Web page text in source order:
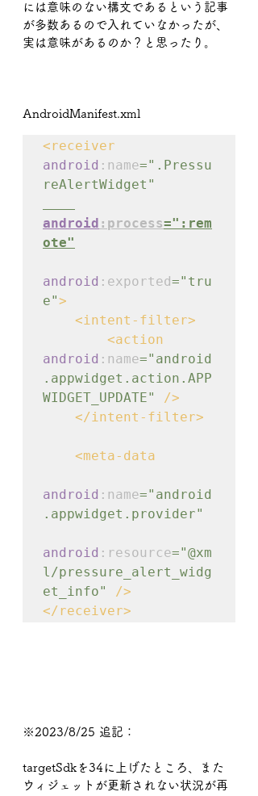
には意味のない構文であるという記事
が多数あるので入れていなかったが、
実は意味があるのか？と思ったり。
AndroidManifest.xml
android :name=".Pressu
android :process=":rem
ote"
android :exported="tru
e">
android :name="android
.appwidget.action.APP
WIDGET_UPDATE" />
    </intent-filter>
android :name="android
.appwidget.provider"
android :resource="@xm
l/pressure_alert_widg
et_info" />
</receiver>
※2023/8/25 追記：
targetSdkを34に上げたところ、また
ウィジェットが更新されない状況が再